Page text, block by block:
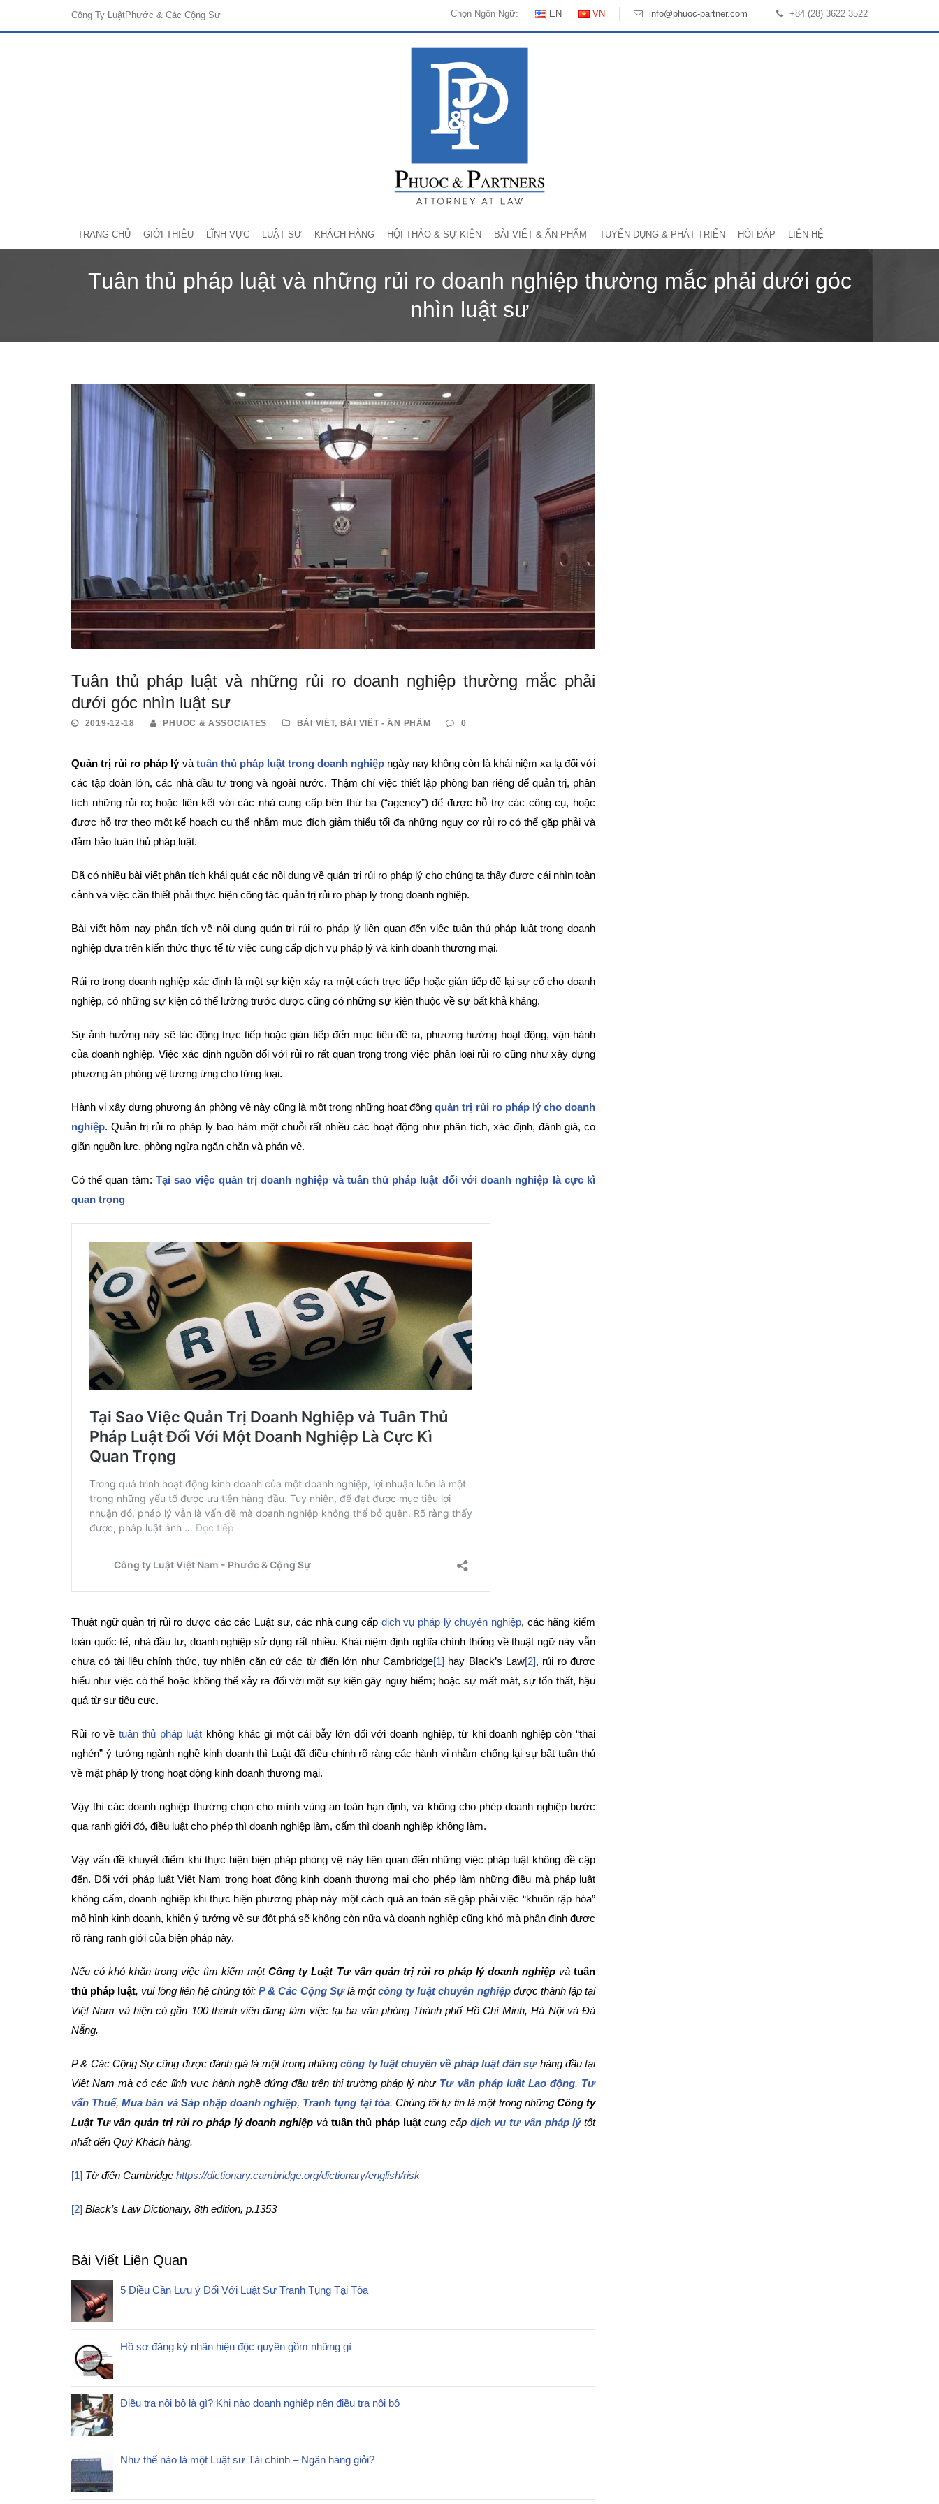
Công Ty LuậtPhước & Các Cộng Sự Chọn Ngôn Ngữ: EN VN info@phuoc-partner.com +84 (28) 3622 3522
TRANG CHỦ GIỚI THIỆU LĨNH VỰC LUẬT SƯ KHÁCH HÀNG HỘI THẢO & SỰ KIỆN BÀI VIẾT & ẤN PHẨM TUYỂN DỤNG & PHÁT TRIỂN HỎI ĐÁP LIÊN HỆ
Tuân thủ pháp luật và những rủi ro doanh nghiệp thường mắc phải dưới góc
nhìn luật sư
Tuân thủ pháp luật và những rủi ro doanh nghiệp thường mắc phải
dưới góc nhìn luật sư
2019-12-18 PHUOC & ASSOCIATES BÀI VIẾT, BÀI VIẾT - ẤN PHẨM 0
Quản trị rủi ro pháp lývà tuân thủ pháp luật trong doanh nghiệp ngày nay không còn là khái niệm xa lạ đối với
các tập đoàn lớn, các nhà đầu tư trong và ngoài nước. Thậm chí việc thiết lập phòng ban riêng để quản trị, phân
tích những rủi ro; hoặc liên kết với các nhà cung cấp bên thứ ba (“agency”) để được hỗ trợ các công cụ, hoặc
được hỗ trợ theo một kế hoạch cụ thể nhằm mục đích giảm thiểu tối đa những nguy cơ rủi ro có thể gặp phải và
đảm bảo tuân thủ pháp luật.
Đã có nhiều bài viết phân tích khái quát các nội dung về quản trị rủi ro pháp lý cho chúng ta thấy được cái nhìn toàn
cảnh và việc cần thiết phải thực hiện công tác quản trị rủi ro pháp lý trong doanh nghiệp.
Bài viết hôm nay phân tích về nội dung quản trị rủi ro pháp lý liên quan đến việc tuân thủ pháp luật trong doanh
nghiệp dựa trên kiến thức thực tế từ việc cung cấp dịch vụ pháp lý và kinh doanh thương mại.
Rủi ro trong doanh nghiệp xác định là một sự kiện xảy ra một cách trực tiếp hoặc gián tiếp để lại sự cố cho doanh
nghiệp, có những sự kiện có thể lường trước được cũng có những sự kiện thuộc về sự bất khả kháng.
Sự ảnh hưởng này sẽ tác động trực tiếp hoặc gián tiếp đến mục tiêu đề ra, phương hướng hoạt động, vận hành
của doanh nghiệp. Việc xác định nguồn đối với rủi ro rất quan trọng trong việc phân loại rủi ro cũng như xây dựng
phương án phòng vệ tương ứng cho từng loại.
Hành vi xây dựng phương án phòng vệ này cũng là một trong những hoạt độngquản trị rủi ro pháp lý cho doanh
nghiệp. Quản trị rủi ro pháp lý bao hàm một chuỗi rất nhiều các hoạt động như phân tích, xác định, đánh giá, co
giãn nguồn lực, phòng ngừa ngăn chặn và phản vệ.
Có thể quan tâm: Tại sao việc quản trị doanh nghiệp và tuân thủ pháp luật đối với doanh nghiệp là cực kì
quan trọng
Thuật ngữ quản trị rủi ro được các các Luật sư, các nhà cung cấp dịch vụ pháp lý chuyên nghiệp, các hãng kiểm
toán quốc tế, nhà đầu tư, doanh nghiệp sử dụng rất nhiều. Khái niệm định nghĩa chính thống về thuật ngữ này vẫn
chưa có tài liệu chính thức, tuy nhiên căn cứ các từ điển lớn như Cambridge[1] hay Black’s Law[2], rủi ro được
hiểu như việc có thể hoặc không thể xảy ra đối với một sự kiện gây nguy hiểm; hoặc sự mất mát, sự tổn thất, hậu
quả từ sự tiêu cực.
Rủi ro về tuân thủ pháp luật không khác gì một cái bẫy lớn đối với doanh nghiệp, từ khi doanh nghiệp còn “thai
nghén” ý tưởng ngành nghề kinh doanh thì Luật đã điều chỉnh rõ ràng các hành vi nhằm chống lại sự bất tuân thủ
về mặt pháp lý trong hoạt động kinh doanh thương mại.
Vậy thì các doanh nghiệp thường chọn cho mình vùng an toàn hạn định, và không cho phép doanh nghiệp bước
qua ranh giới đó, điều luật cho phép thì doanh nghiệp làm, cấm thì doanh nghiệp không làm.
Vậy vấn đề khuyết điểm khi thực hiện biện pháp phòng vệ này liên quan đến những việc pháp luật không đề cập
đến. Đối với pháp luật Việt Nam trong hoạt động kinh doanh thương mại cho phép làm những điều mà pháp luật
không cấm, doanh nghiệp khi thực hiện phương pháp này một cách quá an toàn sẽ gặp phải việc “khuôn rập hóa”
mô hình kinh doanh, khiến ý tưởng về sự đột phá sẽ không còn nữa và doanh nghiệp cũng khó mà phân định được
rõ ràng ranh giới của biện pháp này.
Nếu có khó khăn trong việc tìm kiếm mộtCông ty Luật Tư vấn quản trị rủi ro pháp lý doanh nghiệpvàtuân
thủ pháp luật, vui lòng liên hệ chúng tôi:P & Các Cộng Sựlà mộtcông ty luật chuyên nghiệpđược thành lập tại
Việt Nam và hiện có gần 100 thành viên đang làm việc tại ba văn phòng Thành phố Hồ Chí Minh, Hà Nội và Đà
Nẵng.
P & Các Cộng Sự cũng được đánh giá là một trong nhữngcông ty luật chuyên về pháp luật dân sựhàng đầu tại
Việt Nam mà có các lĩnh vực hành nghề đứng đầu trên thị trường pháp lý như Tư vấn pháp luật Lao động, Tư
vấn Thuế,Mua bán và Sáp nhập doanh nghiệp, Tranh tụng tại tòa. Chúng tôi tự tin là một trong những Công ty
Luật Tư vấn quản trị rủi ro pháp lý doanh nghiệp và tuân thủ pháp luậtcung cấp dịch vụ tư vấn pháp lýtốt
nhất đến Quý Khách hàng.
[1] Từđiển Cambridge https://dictionary.cambridge.org/dictionary/english/risk
[2] Black’s Law Dictionary, 8th edition, p.1353
Bài Viết Liên Quan
5 Điều Cần Lưu ý Đối Với Luật Sư Tranh Tụng Tại Tòa
Hồ sơ đăng ký nhãn hiệu độc quyền gồm những gì
Điều tra nội bộ là gì? Khi nào doanh nghiệp nên điều tra nội bộ
Như thế nào là một Luật sư Tài chính – Ngân hàng giỏi?